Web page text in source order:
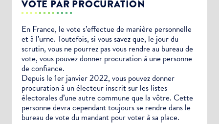
VOTE PAR PROCURATION
En France, le vote s’effectue de manière personnelle
et à l’urne. Toutefois, si vous savez que, le jour du
scrutin, vous ne pourrez pas vous rendre au bureau de
vote, vous pouvez donner procuration à une personne
de confiance.
Depuis le 1er janvier 2022, vous pouvez donner
procuration à un électeur inscrit sur les listes
électorales d’une autre commune que la vôtre. Cette
personne devra cependant toujours se rendre dans le
bureau de vote du mandant pour voter à sa place.